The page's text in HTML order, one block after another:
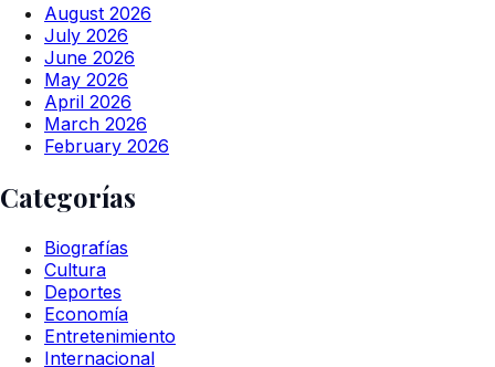
August 2026
July 2026
June 2026
May 2026
April 2026
March 2026
February 2026
Categorías
Biografías
Cultura
Deportes
Economía
Entretenimiento
Internacional